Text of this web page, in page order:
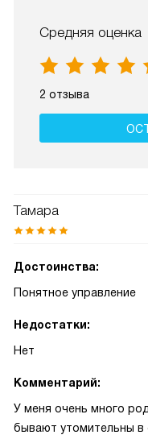
Средняя оценка
2 отзыва
Тамара
Достоинства:
Понятное управление
Недостатки:
Нет
Комментарий:
У меня очень много
бывают утомительны в